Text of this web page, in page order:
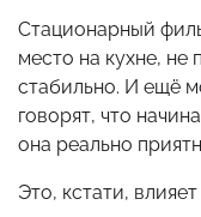
Стационарный
место на кухне, не
стабильно. И ещё
говорят, что
она реально
Это, кстати,